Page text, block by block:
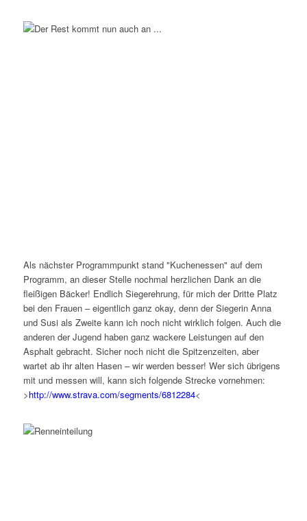
Als nächster Programmpunkt stand "Kuchenessen" auf dem
Programm, an dieser Stelle nochmal herzlichen Dank an die
fleißigen Bäcker! Endlich Siegerehrung, für mich der Dritte Platz
bei den Frauen – eigentlich ganz okay, denn der Siegerin Anna
und Susi als Zweite kann ich noch nicht wirklich folgen. Auch die
anderen der Jugend haben ganz wackere Leistungen auf den
Asphalt gebracht. Sicher noch nicht die Spitzenzeiten, aber
wartet ab ihr alten Hasen – wir werden besser! Wer sich übrigens
mit und messen will, kann sich folgende Strecke vornehmen:
>http://www.strava.com/segments/6812284<